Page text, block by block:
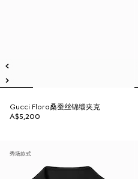
Gucci Flora桑蚕丝锦缎夹克
A$5,200
秀场款式